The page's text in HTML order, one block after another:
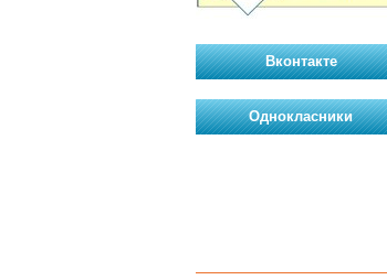
Вконтакте
Однокласники